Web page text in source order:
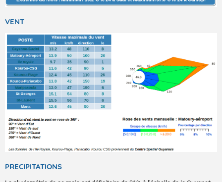
VENT
PRECIPITATIONS